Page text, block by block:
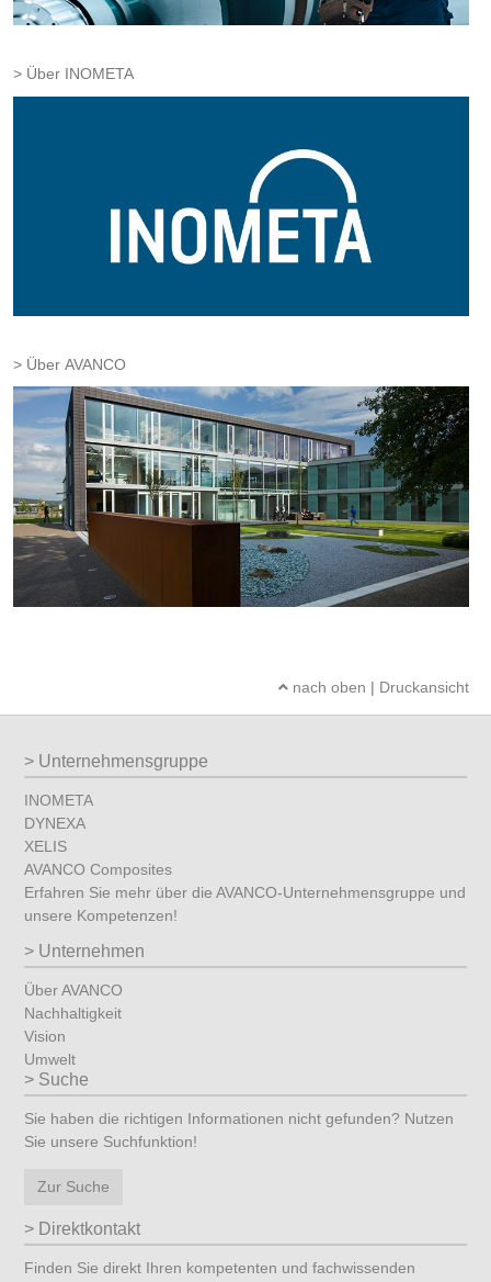
Über INOMETA
Über AVANCO
nach oben | Druckansicht
Unternehmensgruppe
INOMETA
DYNEXA
XELIS
AVANCO Composites
Erfahren Sie mehr über die AVANCO-Unternehmensgruppe und
unsere Kompetenzen!
Unternehmen
Über AVANCO
Nachhaltigkeit
Vision
Umwelt
Suche
Sie haben die richtigen Informationen nicht gefunden? Nutzen
Sie unsere Suchfunktion!
Zur Suche
Direktkontakt
Finden Sie direkt Ihren kompetenten und fachwissenden